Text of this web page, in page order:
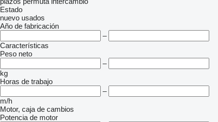
Estado
nuevo usados
Año de fabricación
–
Características
Peso neto
–
kg
Horas de trabajo
–
m/h
Motor, caja de cambios
Potencia de motor